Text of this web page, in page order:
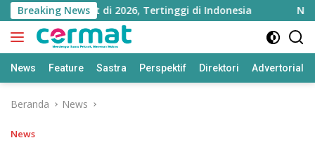
Langsung
ke
konten
Breaking News
Utara Melejit di 2026, Tertinggi di Indonesia Ningsi
News Feature Sastra Perspektif Direktori Advertorial
Beranda News
News